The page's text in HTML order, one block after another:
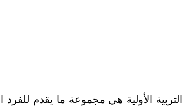
التربية الأولية هي مجموعة ما يقدم